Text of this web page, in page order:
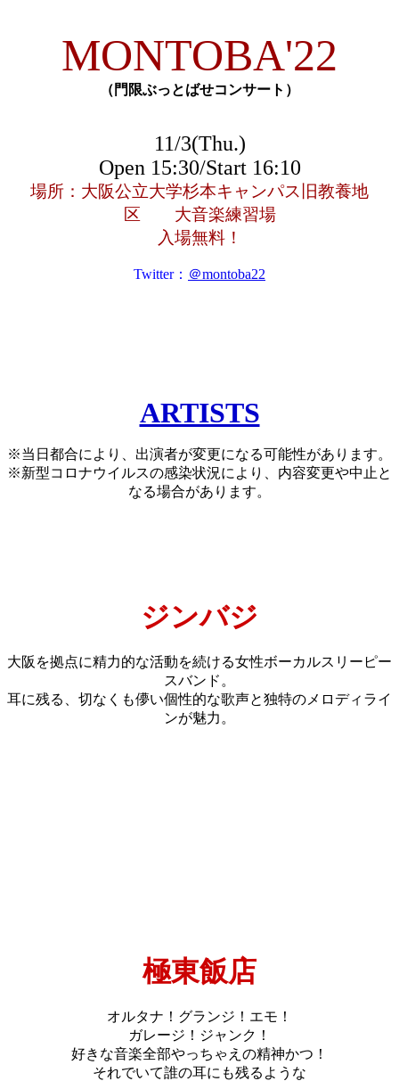
MONTOBA'22
（門限ぶっとばせコンサート）
11/3(Thu.)
Open 15:30/Start 16:10
場所：大阪公立大学杉本キャンパス旧教養地
区 大音楽練習場
入場無料！
Twitter： ＠montoba22
ARTISTS
※当日都合により、出演者が変更になる可能性があります。
※新型コロナウイルスの感染状況により、内容変更や中止と
なる場合があります。
ジンバジ
大阪を拠点に精力的な活動を続ける女性ボーカルスリーピー
スバンド。
耳に残る、切なくも儚い個性的な歌声と独特のメロディライ
ンが魅力。
極東飯店
オルタナ！グランジ！エモ！
ガレージ！ジャンク！
好きな音楽全部やっちゃえの精神かつ！
それでいて誰の耳にも残るような